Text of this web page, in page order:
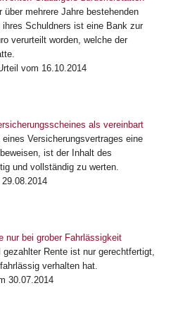
mehrere Jahre bestehenden
Schuldners ist eine Bank zur
verurteilt worden, welche der
vom 16.10.2014
als vereinbart
Versicherungsvertrages eine
ist der Inhalt des
und vollständig zu werten.
nur bei grober Fahrlässigkeit
Rente ist nur gerechtfertigt,
verhalten hat.
30.07.2014